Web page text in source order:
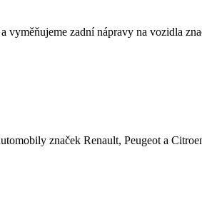
zadní nápravy na vozidla
značek Renault, Peugeot a